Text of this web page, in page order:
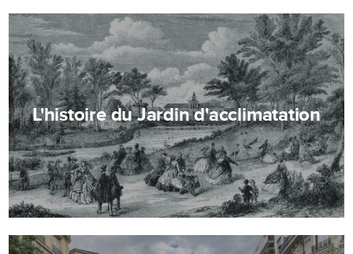
L'histoire du Jardin d'acclimatation